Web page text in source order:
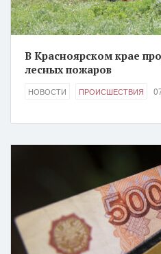
В Красноярском крае
лесных пожаров
НОВОСТИ ПРОИСШЕСТВИЯ